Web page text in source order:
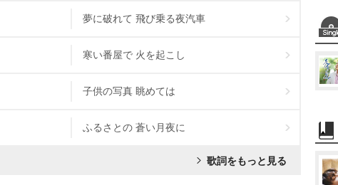
夢に破れて 飛び乗る夜汽車
寒い番屋で 火を起こし
子供の写真 眺めては
ふるさとの 蒼い月夜に
歌詞をもっと見る